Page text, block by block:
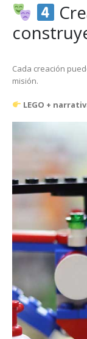
Cada creación
misión.
LEGO +